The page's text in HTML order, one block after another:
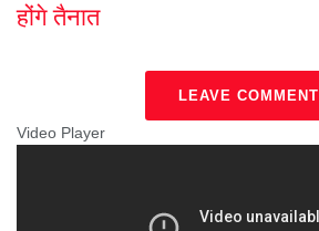
होंगे तैनात
LEAVE COMMENT
Video Player